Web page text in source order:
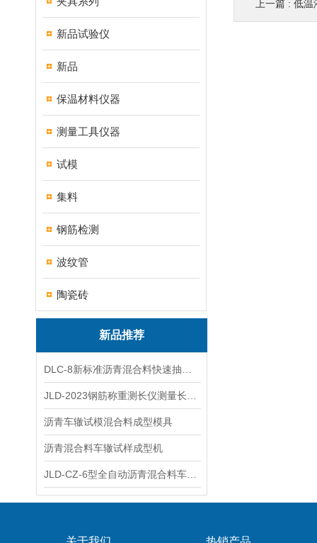
新品试验仪
新品
保温材料仪器
测量工具仪器
试模
集料
钢筋检测
波纹管
陶瓷砖
新品推荐
沥青车辙试模混合料成型模具
沥青混合料车辙试样成型机
上一篇 : 低温